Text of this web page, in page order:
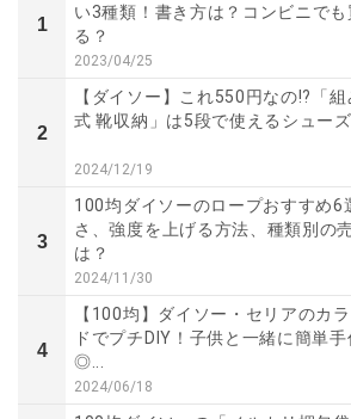
1
い3種類！書き方は？コンビニでも
る？
2023/04/25
2
【ダイソー】これ550円なの!?「組
式 靴収納」は5段で使えるシュー
2024/12/19
3
100均ダイソーのロープおすすめ6
さ、強度を上げる方法、種類別の
は？
2024/11/30
4
【100均】ダイソー・セリアのカ
ドでプチDIY！子供と一緒に簡単手
◎...
2024/06/18